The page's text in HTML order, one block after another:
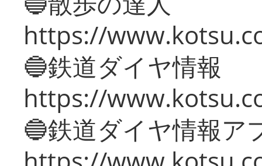
https://
🔵鉄道ダイヤ情報
https://
🔵鉄道ダイヤ情報ア